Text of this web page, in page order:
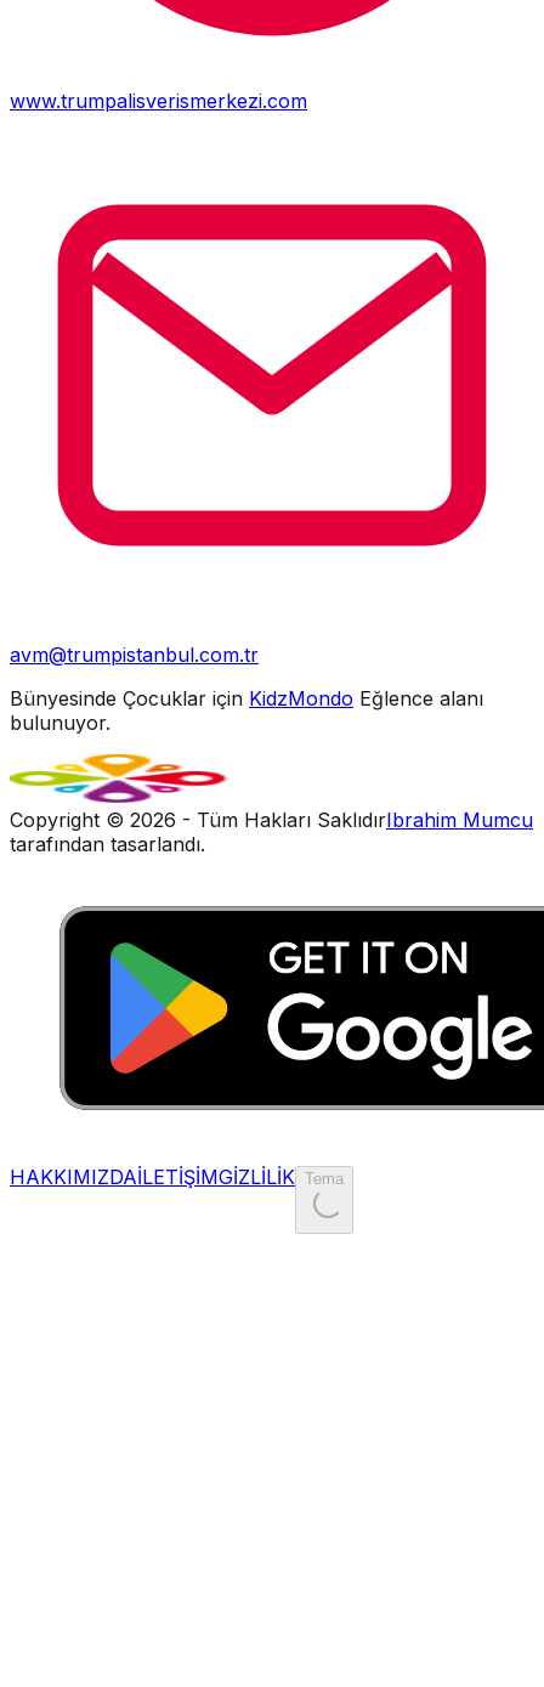
www.trumpalisverismerkezi.com
avm@trumpistanbul.com.tr
Bünyesinde Çocuklar için KidzMondo Eğlence alanı
bulunuyor.
Copyright © 2026 - Tüm Hakları SaklıdırIbrahim Mumcu
tarafından tasarlandı.
HAKKIMIZDAİLETİŞİMGİZLİLİK Tema